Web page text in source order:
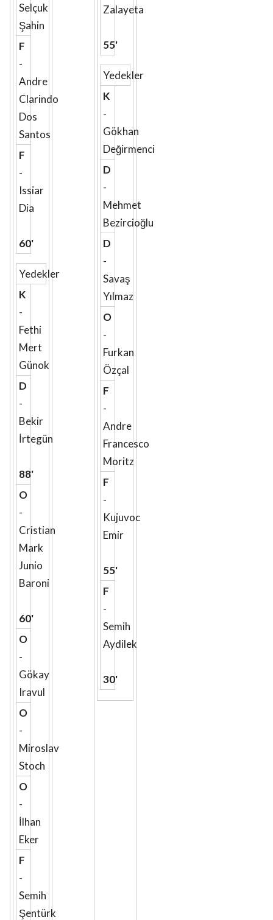
Selçuk
Şahin
F
-
Andre
Clarindo
Dos
Santos
F
-
Issiar
Dia
60'
Yedekler
K
-
Fethi
Mert
Günok
D
-
Bekir
İrtegün
88'
O
-
Cristian
Mark
Junio
Baroni
60'
O
-
Gökay
Iravul
O
-
Miroslav
Stoch
O
-
İlhan
Eker
F
-
Semih
Şentürk
Zalayeta
55'
Yedekler
K
-
Gökhan
Değirmenci
D
-
Mehmet
Bezircioğlu
D
-
Savaş
Yılmaz
O
-
Furkan
Özçal
F
-
Andre
Francesco
Moritz
F
-
Kujuvoc
Emir
55'
F
-
Semih
Aydilek
30'